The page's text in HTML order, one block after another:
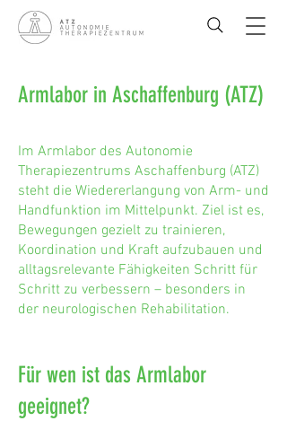
Armlabor in Aschaffenburg (ATZ)
Im Armlabor des Autonomie
Therapiezentrums Aschaffenburg (ATZ)
steht die Wiedererlangung von Arm- und
Handfunktion im Mittelpunkt. Ziel ist es,
Bewegungen gezielt zu trainieren,
Koordination und Kraft aufzubauen und
alltagsrelevante Fähigkeiten Schritt für
Schritt zu verbessern – besonders in
der neurologischen Rehabilitation.
Für wen ist das Armlabor
geeignet?